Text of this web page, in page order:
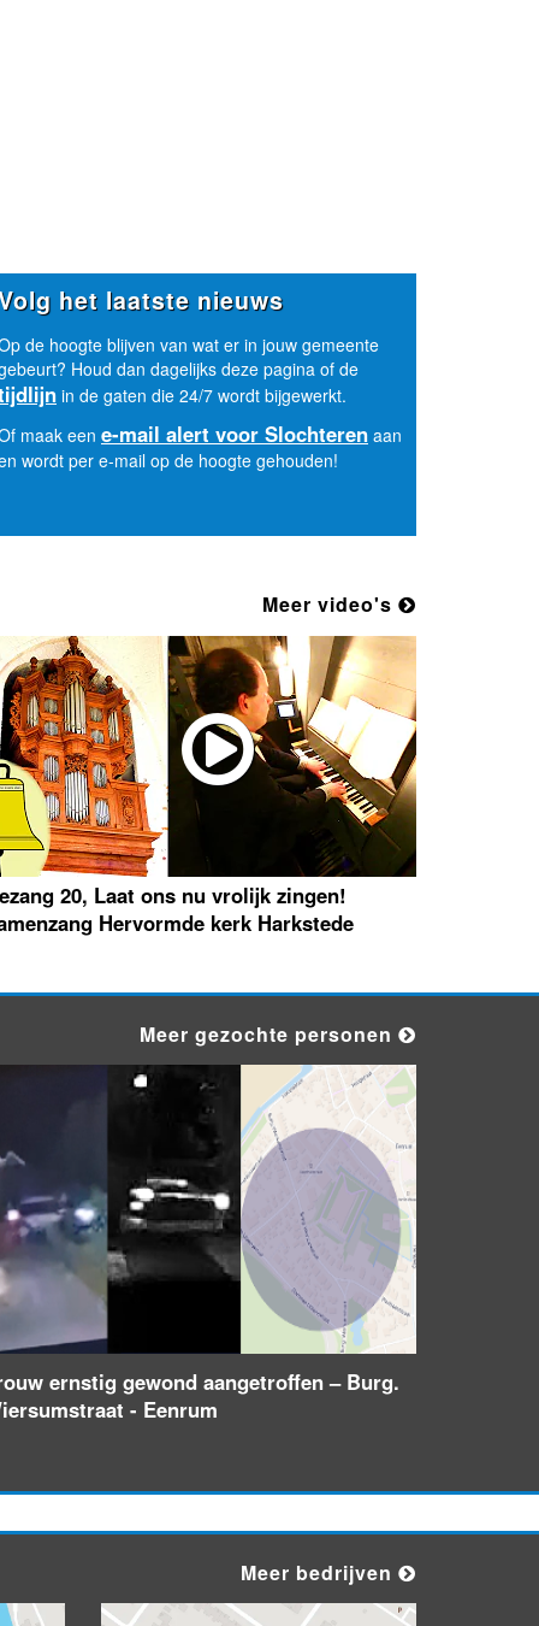
het laatste nieuws
de hoogte blijven van wat er in jouw gemeente
Houd dan dagelijks deze pagina of de
in de gaten die 24/7 wordt bijgewerkt.
maak een e-mail alert voor Slochteren aan
wordt per e-mail op de hoogte gehouden!
Meer video's
20, Laat ons nu vrolijk zingen!
Hervormde kerk Harkstede
Meer gezochte personen
ernstig gewond aangetroffen – Burg.
- Eenrum
Meer bedrijven